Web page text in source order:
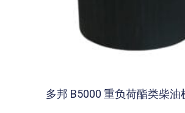
多邦 B5000 重负荷酯类柴油